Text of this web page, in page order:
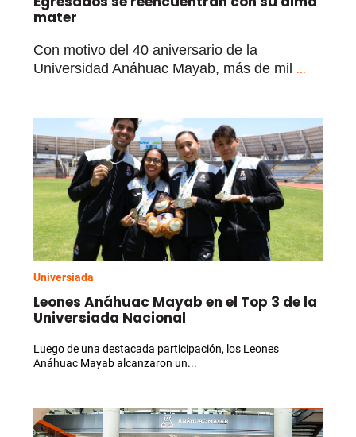
mater
Con motivo del40 aniversario de la
Universidad Anáhuac Mayab, más de mil
...
Universiada
Leones Anáhuac Mayab en el Top 3 de la
Universiada Nacional
Luego de una destacada participación, los Leones
Anáhuac Mayab alcanzaron un...